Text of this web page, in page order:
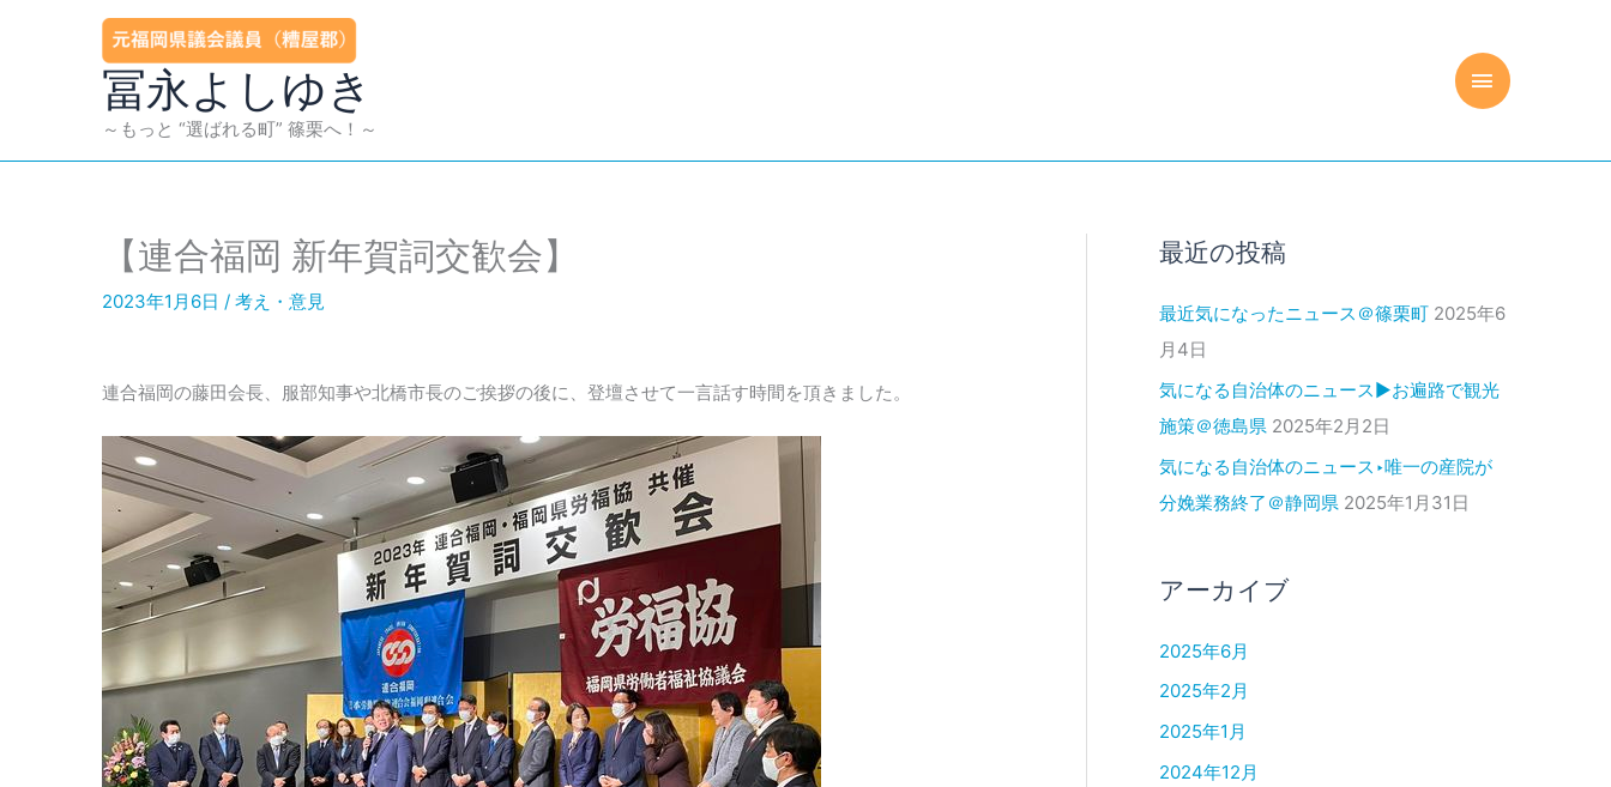
ッ
冨永よしゆき
～もっと “選ばれる町” 篠栗へ！～
メ
ュ
【連合福岡 新年賀詞交歓会】
2023年1月6日 / 考え・意見
連合福岡の藤田会長、服部知事や北橋市長のご挨拶の後に、登壇させて一言話す時間を頂きました。
最近の投稿
最近気になったニュース＠篠栗町 2025年6
月4日
気になる自治体のニュース▶お遍路で観光
施策＠徳島県 2025年2月2日
気になる自治体のニュース‣唯一の産院が
分娩業務終了＠静岡県 2025年1月31日
アーカイブ
2025年6月
2025年2月
2025年1月
2024年12月